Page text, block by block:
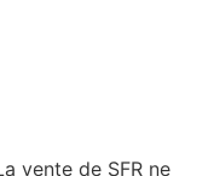
vente de SFR ne